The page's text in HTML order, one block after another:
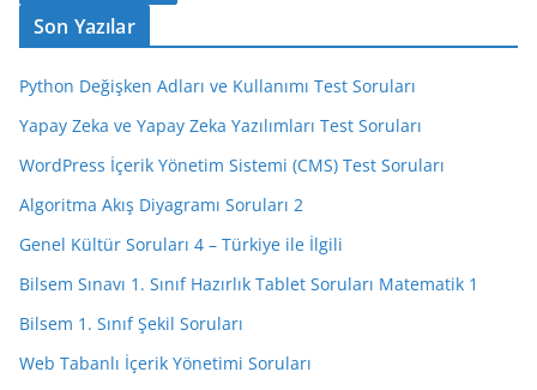
Son Yazılar
Python Değişken Adları ve Kullanımı Test Soruları
Yapay Zeka ve Yapay Zeka Yazılımları Test Soruları
WordPress İçerik Yönetim Sistemi (CMS) Test Soruları
Algoritma Akış Diyagramı Soruları 2
Genel Kültür Soruları 4 – Türkiye ile İlgili
Bilsem Sınavı 1. Sınıf Hazırlık Tablet Soruları Matematik 1
Bilsem 1. Sınıf Şekil Soruları
Web Tabanlı İçerik Yönetimi Soruları